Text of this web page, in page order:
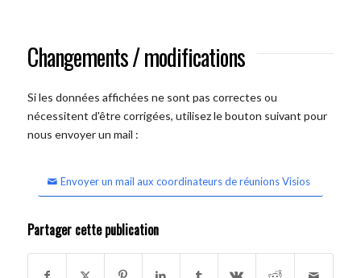
Changements / modifications
Si les données affichées ne sont pas correctes ou
nécessitent d'être corrigées, utilisez le bouton suivant pour
nous envoyer un mail :
Envoyer un mail aux coordinateurs de réunions Visios
Partager cette publication